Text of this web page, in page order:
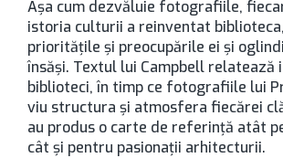
Aşa cum dezvăluie fotografiile,
istoria culturii a reinventat
priorităţile şi preocupările ei şi
însăşi. Textul lui Campbell relatează
biblioteci, în timp ce fotografiile lui
viu structura şi atmosfera fiecărei
au produs o carte de referinţă atât
cât şi pentru pasionaţii arhitecturii.